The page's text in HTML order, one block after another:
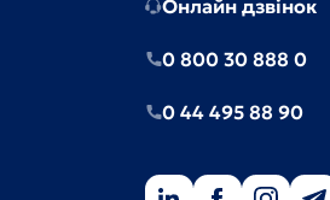
Онлайн дзвінок
0 800 30 888 0
0 44 495 88 90